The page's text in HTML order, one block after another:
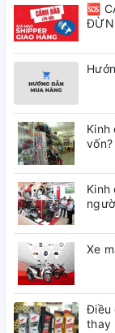
🆘
Kinh
vốn?
Kinh
Xe
Điều
thay